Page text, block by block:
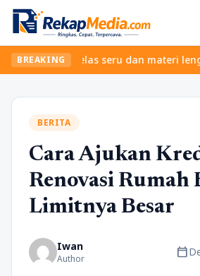
BREAKING
kelas seru dan materi lengkap
BERITA
Cara Ajukan
Renovasi Rumah
Limitnya Besar
Iwan
Author calendar_today